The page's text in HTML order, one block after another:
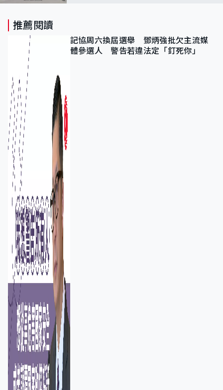
推薦閱讀
記協周六換屆選舉 鄧炳強批欠主流媒
體參選人 警告若違法定「釘死你」